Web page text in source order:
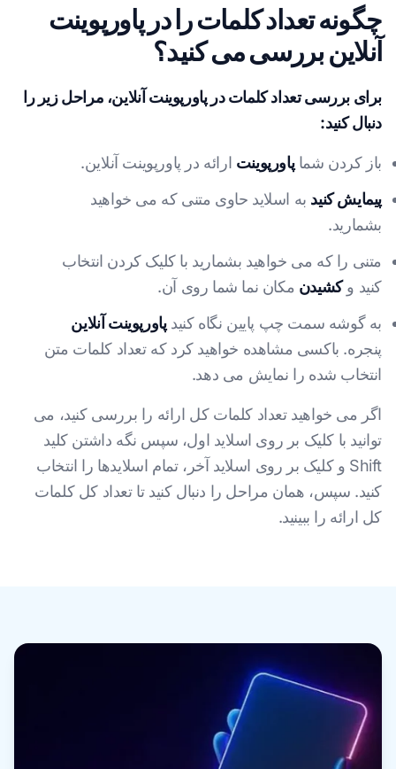
چگونه تعداد کلمات را در پاورپوینت
آنلاین بررسی می کنید؟
برای بررسی تعداد کلمات در پاورپوینت آنلاین، مراحل زیر را
دنبال کنید:
باز کردن شماپاورپوینت ارائه در پاورپوینت آنلاین.
پیمایش کنید به اسلاید حاوی متنی که می خواهید
بشمارید.
متنی را که می خواهید بشمارید با کلیک کردن انتخاب
کنید وکشیدن مکان نما شما روی آن.
به گوشه سمت چپ پایین نگاه کنیدپاورپوینت آنلاین
پنجره. باکسی مشاهده خواهید کرد که تعداد کلمات متن
انتخاب شده را نمایش می دهد.
اگر می خواهید تعداد کلمات کل ارائه را بررسی کنید، می
توانید با کلیک بر روی اسلاید اول، سپس نگه داشتن کلید
Shift و کلیک بر روی اسلاید آخر، تمام اسلایدها را انتخاب
کنید. سپس، همان مراحل را دنبال کنید تا تعداد کل کلمات
کل ارائه را ببینید.